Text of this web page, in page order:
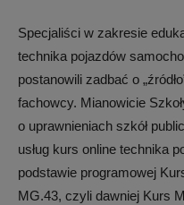
Specjaliści w zakresie
technika pojazdów
postanowili zadbać o
fachowcy. Mianowicie
o uprawnieniach szkół
usług kurs online technika
podstawie programowej
MG.43, czyli dawniej Kurs